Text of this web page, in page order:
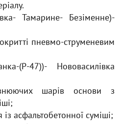
Тамарине- Безіменне)-
пневмо-струменевим
(Р-47))- Нововасилівка
шарів основи з
асфальтобетонної суміші;